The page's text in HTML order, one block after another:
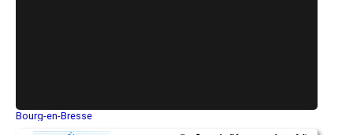
- Entreprise de rénovation immobilière à Taupont
- Entreprise de rénovation immobilière à Inguiniel
Bourg-en-Bresse